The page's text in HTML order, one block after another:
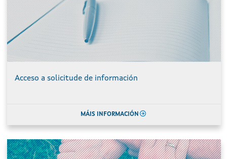
Acceso a solicitude de información
MÁIS INFORMACIÓN